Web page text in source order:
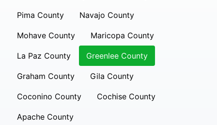
Pima County Navajo County
Mohave County Maricopa County
La Paz County Greenlee County
Graham County Gila County
Coconino County Cochise County
Apache County